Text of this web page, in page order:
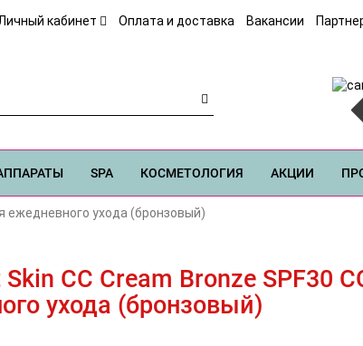
кабинет Оплата и доставка Вакансии
SPA КОСМЕТОЛОГИЯ АКЦИИ
ежедневного ухода (бронзовый)
CC Cream Bronze SPF30
ухода (бронзовый)